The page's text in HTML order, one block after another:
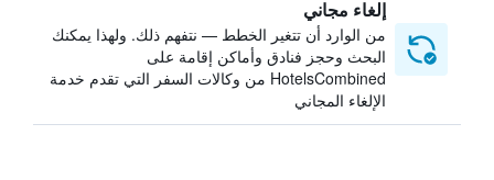
إلغاء مجاني
من الوارد أن تتغير الخطط — نتفهم ذلك. ولهذا يمكنك
البحث وحجز فنادق وأماكن إقامة على
HotelsCombined من وكالات السفر التي تقدم خدمة
الإلغاء المجاني